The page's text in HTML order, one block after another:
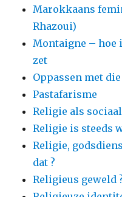
Marokkaans
Rhazoui)
Montaigne – hoe
zet
Oppassen met
Pastafarisme
Religie als
Religie is steeds
Religie,
dat ?
Religieus geweld